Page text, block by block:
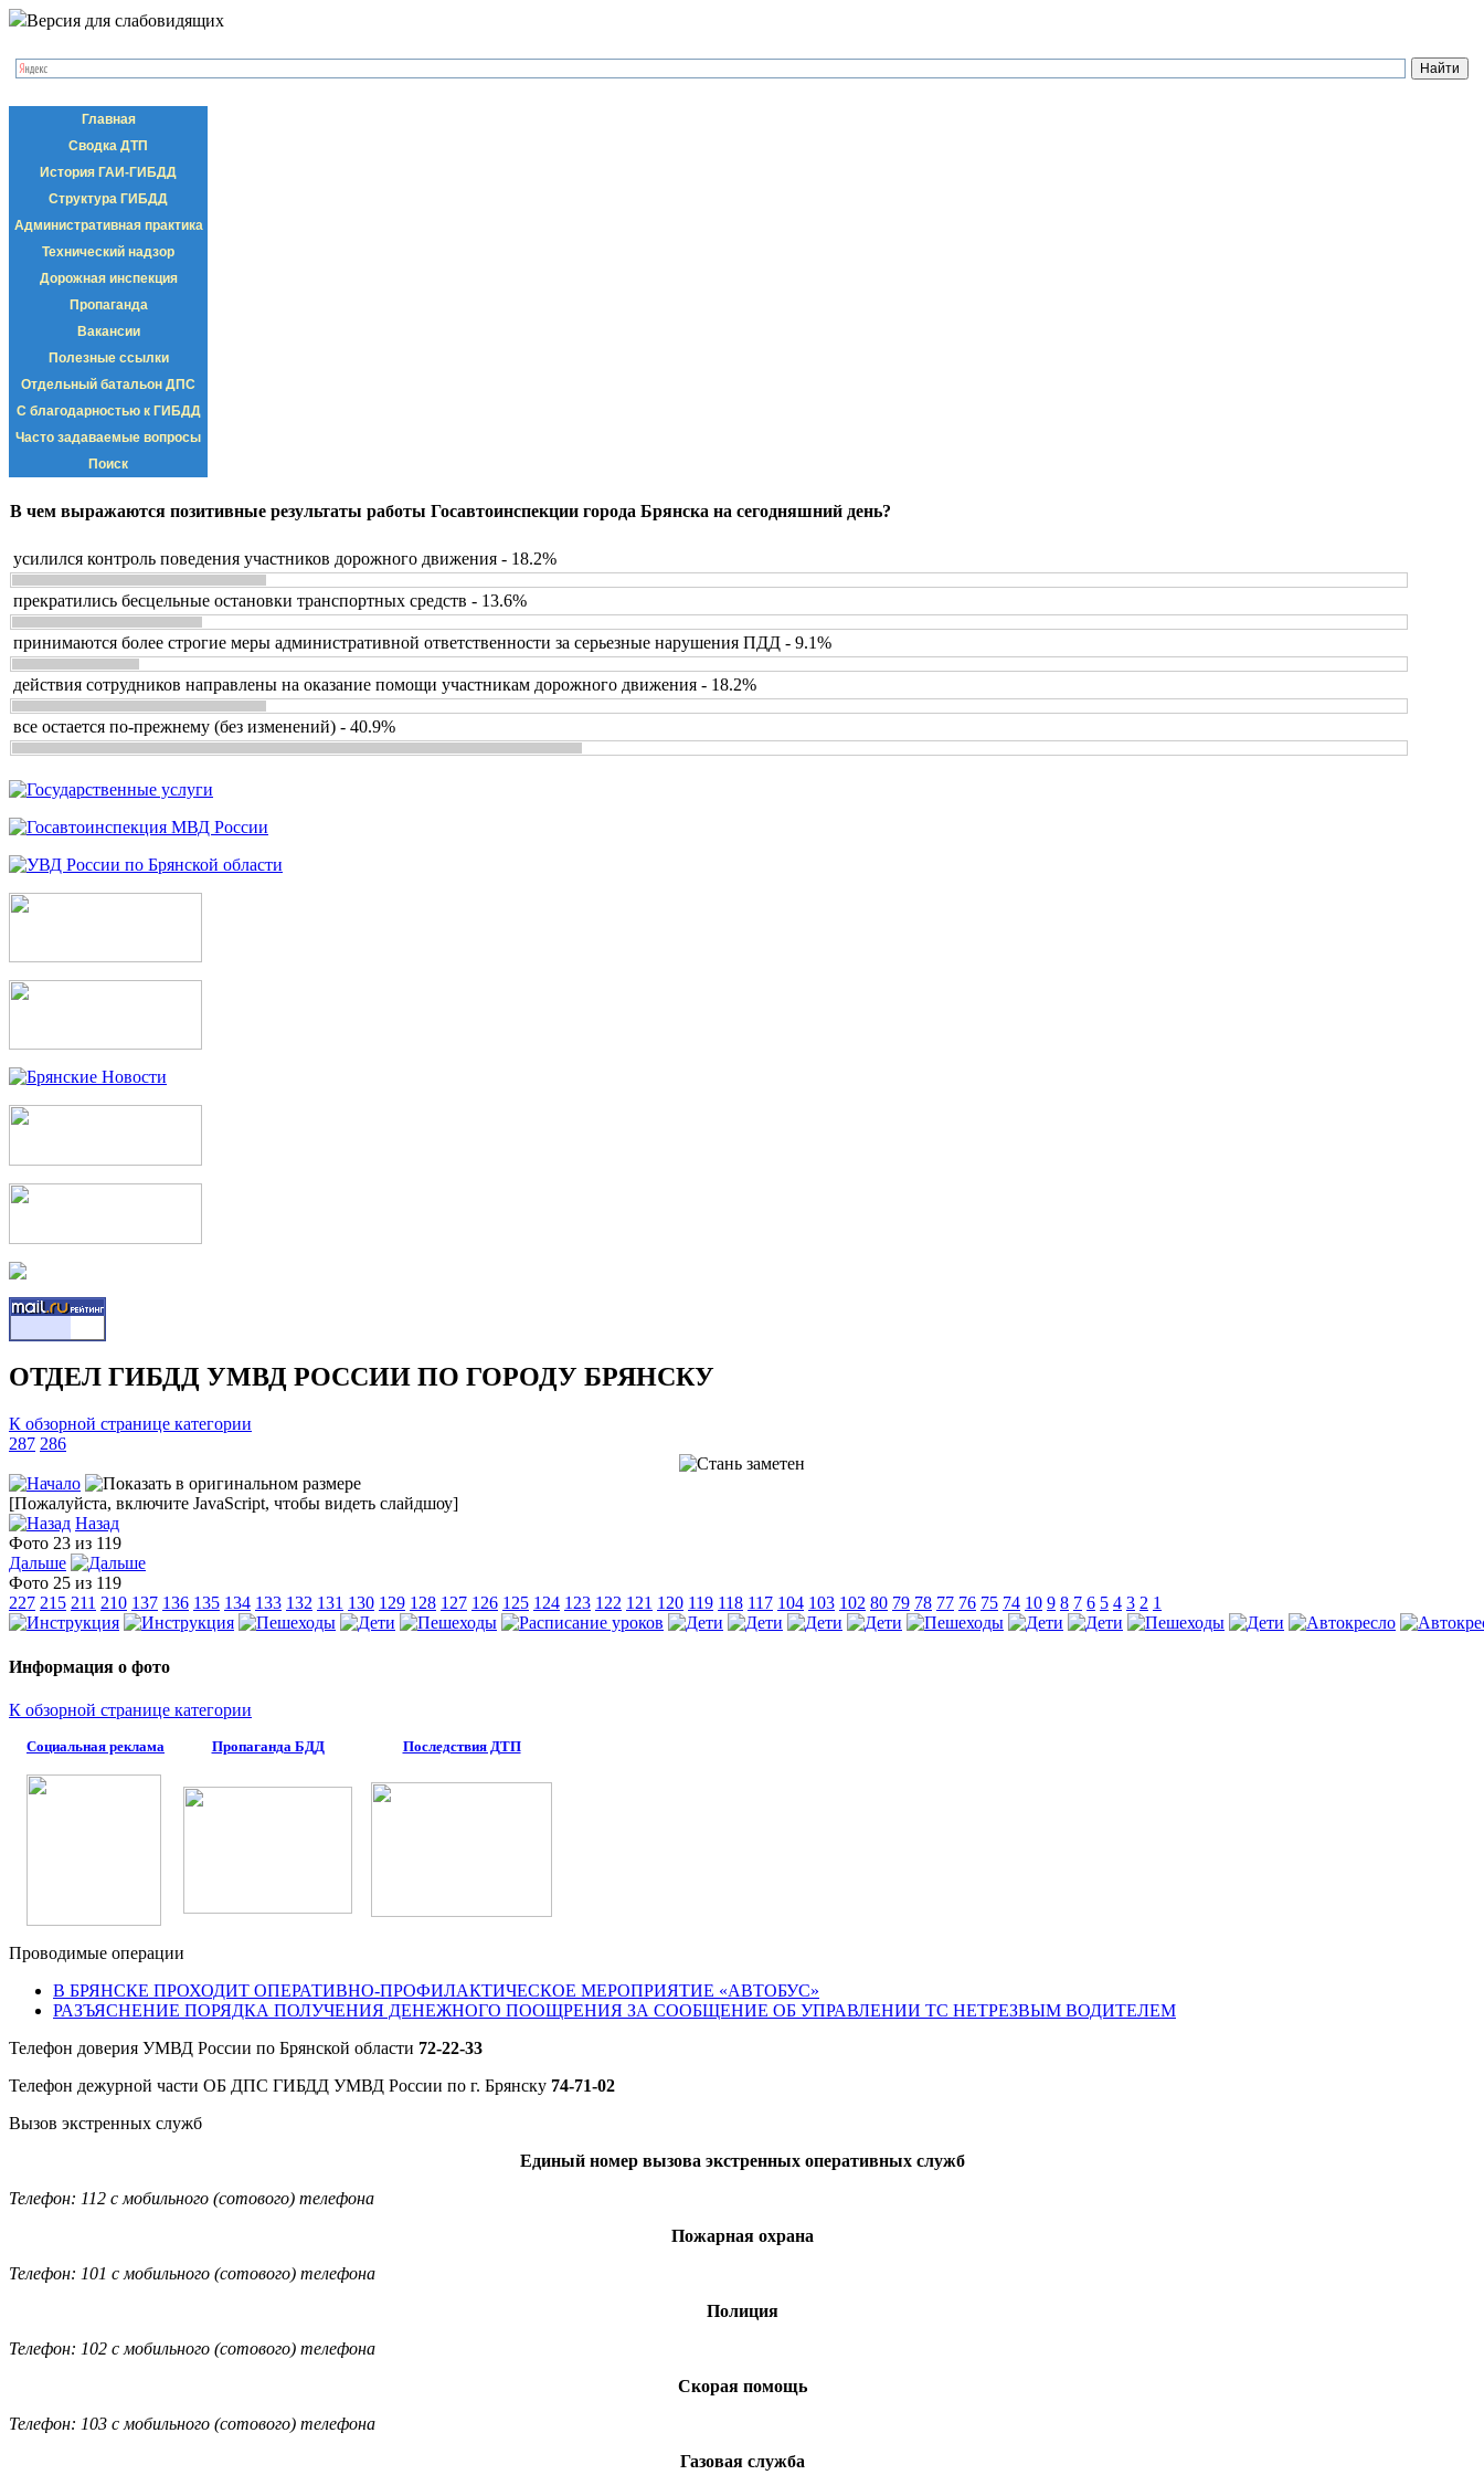
Версия для слабовидящих
Главная
Сводка ДТП
История ГАИ-ГИБДД
Структура ГИБДД
Административная практика
Технический надзор
Дорожная инспекция
Пропаганда
Вакансии
Полезные ссылки
Отдельный батальон ДПС
С благодарностью к ГИБДД
Часто задаваемые вопросы
Поиск
В чем выражаются позитивные результаты работы Госавтоинспекции города Брянска на сегодняшний день?
усилился контроль поведения участников дорожного движения - 18.2%
прекратились бесцельные остановки транспортных средств - 13.6%
принимаются более строгие меры административной ответственности за серьезные нарушения ПДД - 9.1%
действия сотрудников направлены на оказание помощи участникам дорожного движения - 18.2%
все остается по-прежнему (без изменений) - 40.9%
ОТДЕЛ ГИБДД УМВД РОССИИ ПО ГОРОДУ БРЯНСКУ
К обзорной странице категории
287 286
[Пожалуйста, включите JavaScript, чтобы видеть слайдшоу]
Назад
Фото 23 из 119
Дальше
Фото 25 из 119
227 215 211 210 137 136 135 134 133 132 131 130 129 128 127 126 125 124 123 122 121 120 119 118 117 104 103 102 80 79 78 77 76 75 74 10 9 8 7 6 5 4 3 2 1
Информация о фото
К обзорной странице категории
Социальная реклама Пропаганда БДД Последствия ДТП
Проводимые операции
В БРЯНСКЕ ПРОХОДИТ ОПЕРАТИВНО-ПРОФИЛАКТИЧЕСКОЕ МЕРОПРИЯТИЕ «АВТОБУС»
РАЗЪЯСНЕНИЕ ПОРЯДКА ПОЛУЧЕНИЯ ДЕНЕЖНОГО ПООЩРЕНИЯ ЗА СООБЩЕНИЕ ОБ УПРАВЛЕНИИ ТС НЕТРЕЗВЫМ ВОДИТЕЛЕМ
Телефон доверия УМВД России по Брянской области 72-22-33
Телефон дежурной части ОБ ДПС ГИБДД УМВД России по г. Брянску 74-71-02
Вызов экстренных служб
Единый номер вызова экстренных оперативных служб
Телефон: 112 с мобильного (сотового) телефона
Пожарная охрана
Телефон: 101 с мобильного (сотового) телефона
Полиция
Телефон: 102 с мобильного (сотового) телефона
Скорая помощь
Телефон: 103 с мобильного (сотового) телефона
Газовая служба